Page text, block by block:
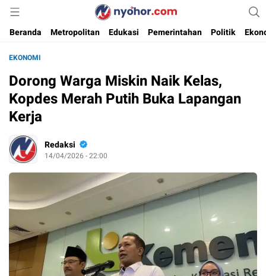
Nyohor.com
Media Informasi Ternyohor
Beranda
Metropolitan Edukasi Pemerintahan Politik
EKONOMI
Dorong Warga Miskin Naik Kelas,
Kopdes Merah Putih Buka Lapangan
Kerja
Redaksi
14/04/2026 - 22:00